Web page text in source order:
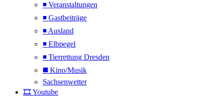
◾ Veranstaltungen
◾ Gastbeiträge
◾ Ausland
◾ Elbpegel
◾ Tierrettung Dresden
◼️ Kino/Musik
Sachsenwetter
🎞️ Youtube